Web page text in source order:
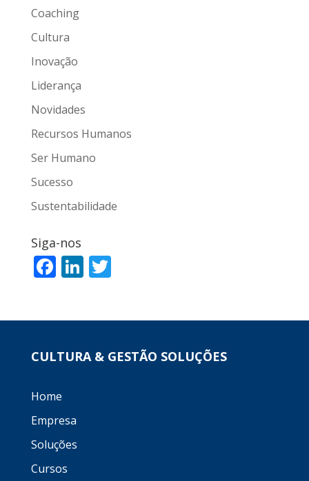
Coaching
Cultura
Inovação
Liderança
Novidades
Recursos Humanos
Ser Humano
Sucesso
Sustentabilidade
Siga-nos
F
o
k
Li
dI
T
CULTURA & GESTÃO SOLUÇÕES
Home
Empresa
Soluções
Cursos